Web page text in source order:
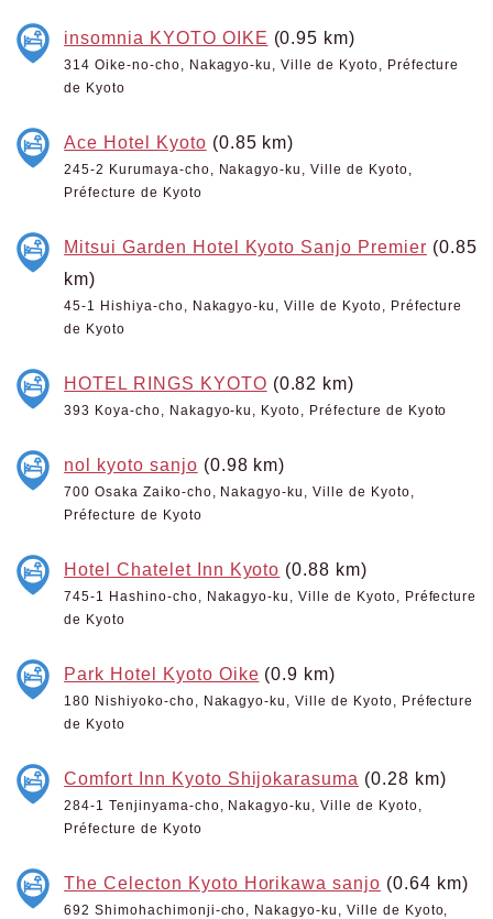
insomnia KYOTO OIKE (0.95 km)
314 Oike-no-cho, Nakagyo-ku, Ville de Kyoto, Préfecture
de Kyoto
Ace Hotel Kyoto (0.85 km)
245-2 Kurumaya-cho, Nakagyo-ku, Ville de Kyoto,
Préfecture de Kyoto
Mitsui Garden Hotel Kyoto Sanjo Premier (0.85
km)
45-1 Hishiya-cho, Nakagyo-ku, Ville de Kyoto, Préfecture
de Kyoto
HOTEL RINGS KYOTO (0.82 km)
393 Koya-cho, Nakagyo-ku, Kyoto, Préfecture de Kyoto
nol kyoto sanjo (0.98 km)
700 Osaka Zaiko-cho, Nakagyo-ku, Ville de Kyoto,
Préfecture de Kyoto
Hotel Chatelet Inn Kyoto (0.88 km)
745-1 Hashino-cho, Nakagyo-ku, Ville de Kyoto, Préfecture
de Kyoto
Park Hotel Kyoto Oike (0.9 km)
180 Nishiyoko-cho, Nakagyo-ku, Ville de Kyoto, Préfecture
de Kyoto
Comfort Inn Kyoto Shijokarasuma (0.28 km)
284-1 Tenjinyama-cho, Nakagyo-ku, Ville de Kyoto,
Préfecture de Kyoto
The Celecton Kyoto Horikawa sanjo (0.64 km)
692 Shimohachimonji-cho, Nakagyo-ku, Ville de Kyoto,